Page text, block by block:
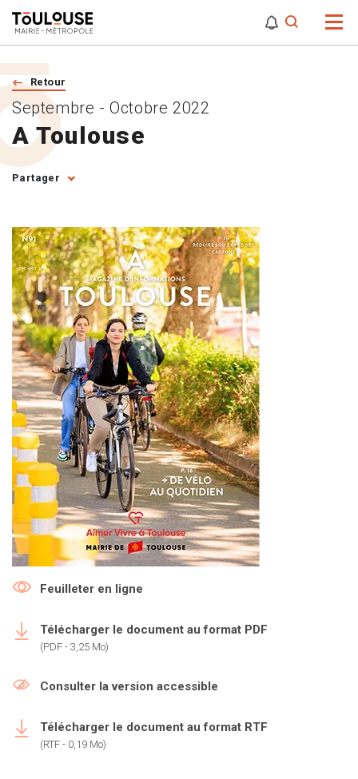
Retour
A Toulouse
Septembre - Octobre 2022
Partager
Feuilleter en ligne
Télécharger le document au format PDF
(PDF - 3,25 Mo)
Consulter la version accessible
Télécharger le document au format RTF
(RTF - 0,19 Mo)